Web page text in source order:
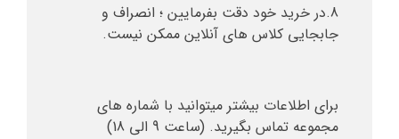
8.در خرید خود دقت بفرمایین ؛ انصراف و
جابجایی کلاس های آنلاین ممکن نیست.
برای اطلاعات بیشتر میتوانید با شماره های
مجموعه تماس بگیرید. (ساعت 9 الی 18)